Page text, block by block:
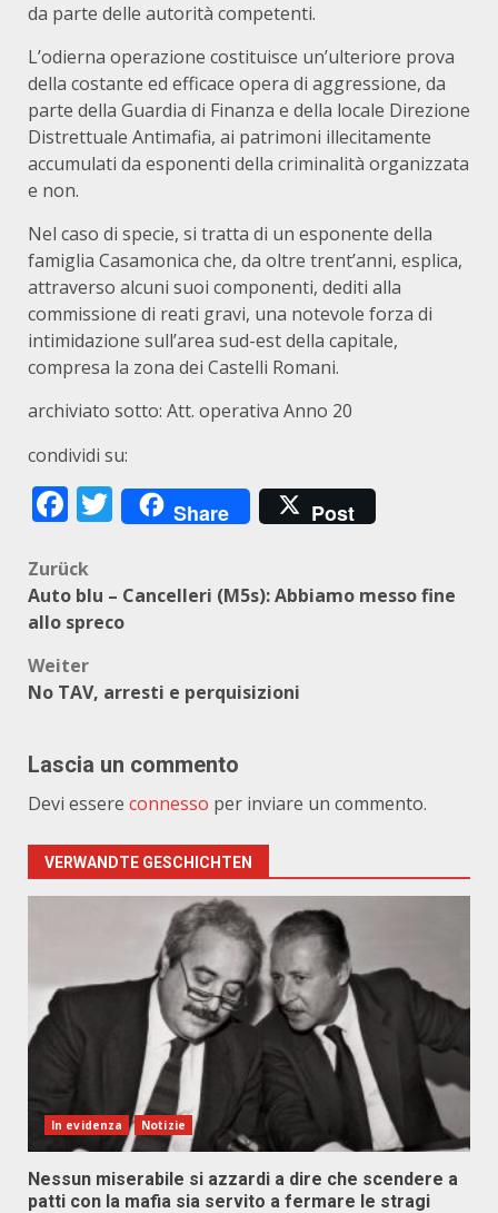
da parte delle autorità competenti.
L’odierna operazione costituisce un’ulteriore prova
della costante ed efficace opera di aggressione, da
parte della Guardia di Finanza e della locale Direzione
Distrettuale Antimafia, ai patrimoni illecitamente
accumulati da esponenti della criminalità organizzata
e non.
Nel caso di specie, si tratta di un esponente della
famiglia Casamonica che, da oltre trent’anni, esplica,
attraverso alcuni suoi componenti, dediti alla
commissione di reati gravi, una notevole forza di
intimidazione sull’area sud-est della capitale,
compresa la zona dei Castelli Romani.
archiviato sotto: Att. operativa Anno 20
condividi su:
Facebook
Twitter
Share Post
Beitragsnavigation
Zurück
Auto blu – Cancelleri (M5s): Abbiamo messo fine
allo spreco
Weiter
No TAV, arresti e perquisizioni
Lascia un commento
Devi essere connesso per inviare un commento.
VERWANDTE GESCHICHTEN
In evidenza Notizie
Nessun miserabile si azzardi a dire che scendere a
patti con la mafia sia servito a fermare le stragi